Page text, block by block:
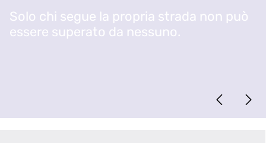
Solo chi segue la propria strada non può
essere superato da nessuno.